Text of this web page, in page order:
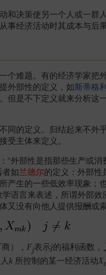
决策使另一个人或一群
事经济活动时其成本与后
难题。有的经济学家把
外部性的定义，如斯蒂格
但是不下定义就来分析这
的定义。归结起来不外
受主体来定义。
“外部性是指那些生产或
者如兰德尔的定义：外部性
产生的一些低效率现象；
语言来表述，所谓外部效
又没有向他人提供报酬或
）， Fj表示j的福利函数，
k 所控制的某一经济活动X